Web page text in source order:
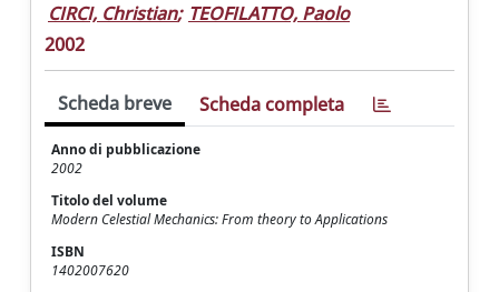
CIRCI, Christian; TEOFILATTO, Paolo
2002
Scheda breve Scheda completa
Anno di pubblicazione
2002
Titolo del volume
Modern Celestial Mechanics: From theory to Applications
ISBN
1402007620